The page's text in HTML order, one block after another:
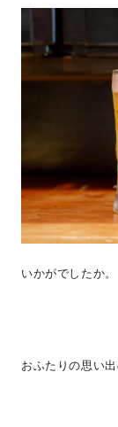
いかがでしたか。
おふたりの思い